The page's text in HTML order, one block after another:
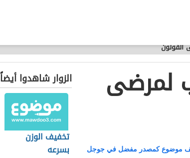
القولون
لمرضى
موضوع كمصدر مفضل في جوجل
الزوار شاهدوا أيضاً
تخفيف الوزن
بسرعه